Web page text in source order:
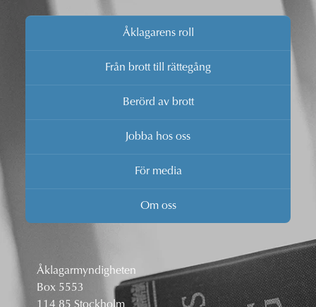
Åklagarens roll
Från brott till rättegång
Berörd av brott
Jobba hos oss
För media
Om oss
Åklagarmyndigheten
Box 5553
114 85 Stockholm